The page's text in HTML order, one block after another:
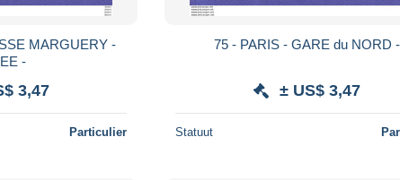
-
3,47
Particulier
75 - PARIS - GARE du NORD -
± US$ 3,47
Statuut